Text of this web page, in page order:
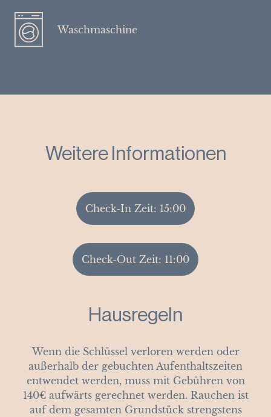
Waschmaschine
Weitere Informationen
Check-In Zeit: 15:00
Check-Out Zeit: 11:00
Hausregeln
Wenn die Schlüssel verloren werden oder
außerhalb der gebuchten Aufenthaltszeiten
entwendet werden, muss mit Gebühren von
140€ aufwärts gerechnet werden. Rauchen ist
auf dem gesamten Grundstück strengstens